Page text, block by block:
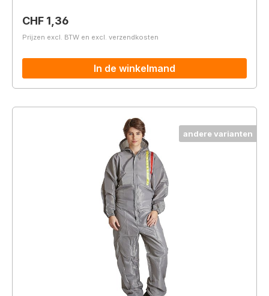
Normale prijs:
CHF 1,36
Prijzen excl. BTW en excl. verzendkosten
In de winkelmand
andere varianten